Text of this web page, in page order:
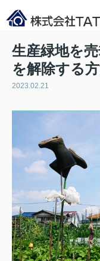
生産緑地を
を解除する
2023.02.21